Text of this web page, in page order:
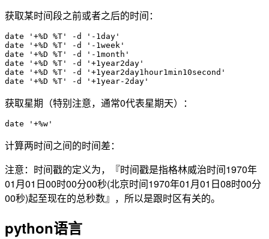
获取某时间段之前或者之后的时间：
date '+%D %T' -d '-1day'
date '+%D %T' -d '-1week'
date '+%D %T' -d '-1month'
date '+%D %T' -d '+1year2day'
date '+%D %T' -d '+1year2day1hour1min10second'
date '+%D %T' -d '+1year-2day'
获取星期（特别注意，通常0代表星期天）：
date '+%w'
计算两时间之间的时间差：
注意：时间戳的定义为，『时间戳是指格林威治时间1970年
01月01日00时00分00秒(北京时间1970年01月01日08时00分
00秒)起至现在的总秒数』，所以是跟时区有关的。
python语言